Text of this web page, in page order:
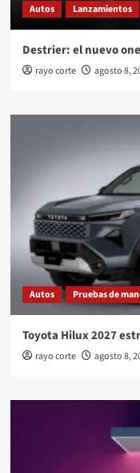
Autos Lanzamientos
Destrier: el nuevo
rayo corte agosto 8,
Autos Pruebas de
Toyota Hilux 2027
rayo corte agosto 8,